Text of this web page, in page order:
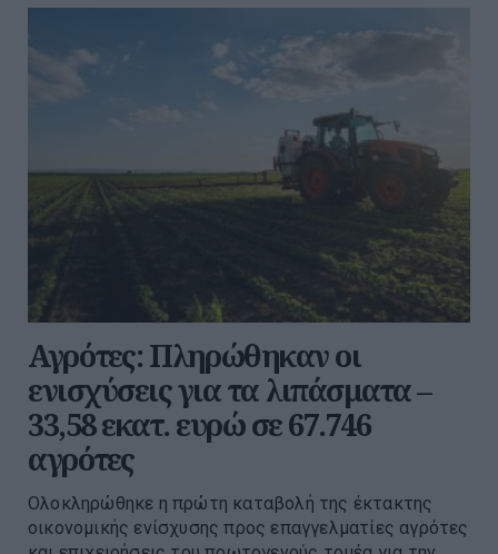
Αγρότες: Πληρώθηκαν οι
ενισχύσεις για τα λιπάσματα –
33,58 εκατ. ευρώ σε 67.746
αγρότες
Ολοκληρώθηκε η πρώτη καταβολή της έκτακτης
οικονομικής ενίσχυσης προς επαγγελματίες αγρότες